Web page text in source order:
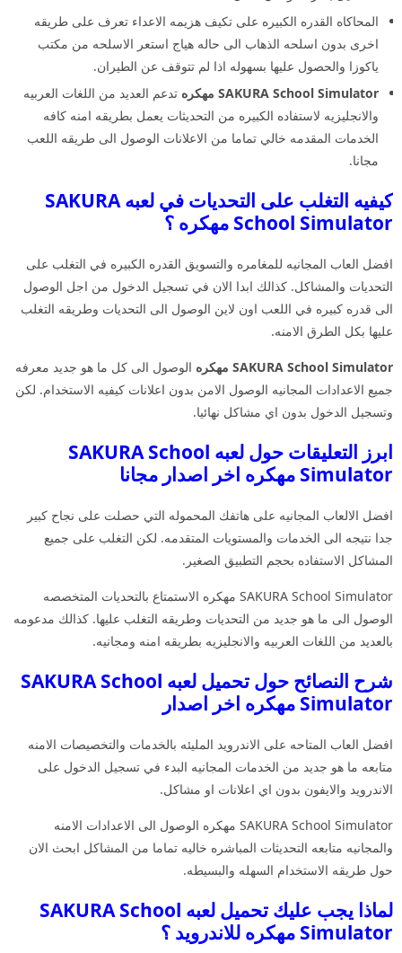
المحاكاه القدره الكبيره على تكيف هزيمه الاعداء تعرف على طريقه
اخرى بدون اسلحه الذهاب الى حاله هياج استعر الاسلحه من مكتب
ياكوزا والحصول عليها بسهوله اذا لم تتوقف عن الطيران.
SAKURA School Simulator مهكره
تدعم العديد من اللغات العربيه
والانجليزيه لاستفاده الكبيره من التحديثات يعمل بطريقه امنه كافه
الخدمات المقدمه خالي تماما من الاعلانات الوصول الى طريقه اللعب
مجانا.
كيفيه التغلب على التحديات في لعبه SAKURA
School Simulator مهكره ؟
افضل العاب المجانيه للمغامره والتسويق القدره الكبيره في التغلب على
التحديات والمشاكل. كذالك ابدا الان في تسجيل الدخول من اجل الوصول
الى قدره كبيره في اللعب اون لاين الوصول الى التحديات وطريقه التغلب
عليها بكل الطرق الامنه.
SAKURA School Simulator مهكره
الوصول الى كل ما هو جديد معرفه
جميع الاعدادات المجانيه الوصول الامن بدون اعلانات كيفيه الاستخدام. لكن
وتسجيل الدخول بدون اي مشاكل نهائيا.
ابرز التعليقات حول لعبه SAKURA School
Simulator مهكره اخر اصدار مجانا
افضل الالعاب المجانيه على هاتفك المحموله التي حصلت على نجاح كبير
جدا نتيجه الى الخدمات والمستويات المتقدمه. لكن التغلب على جميع
المشاكل الاستفاده بحجم التطبيق الصغير.
SAKURA School Simulator مهكره الاستمتاع بالتحديات المتخصصه
الوصول الى ما هو جديد من التحديات وطريقه التغلب عليها. كذالك مدعومه
بالعديد من اللغات العربيه والانجليزيه بطريقه امنه ومجانيه.
شرح النصائح حول تحميل لعبه SAKURA School
Simulator مهكره اخر اصدار
افضل العاب المتاحه على الاندرويد المليئه بالخدمات والتخصيصات الامنه
متابعه ما هو جديد من الخدمات المجانيه البدء في تسجيل الدخول على
الاندرويد والايفون بدون اي اعلانات او مشاكل.
SAKURA School Simulator مهكره الوصول الى الاعدادات الامنه
والمجانيه متابعه التحديثات المباشره خاليه تماما من المشاكل ابحث الان
حول طريقه الاستخدام السهله والبسيطه.
لماذا يجب عليك تحميل لعبه SAKURA School
Simulator مهكره للاندرويد ؟